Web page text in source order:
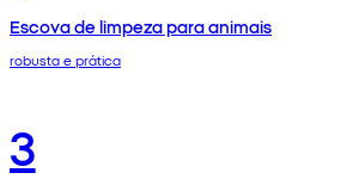
Escova de limpeza para animais
robusta e prática
3